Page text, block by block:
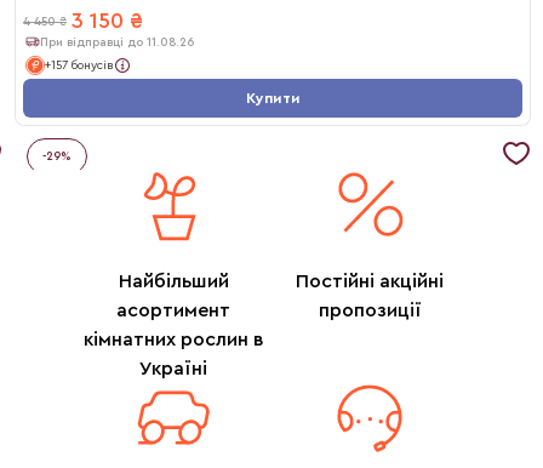
4 450 ₴ 3 150 ₴
При відправці до 11.08.26
+157 бонусів
Купити
-29%
Найбільший
асортимент
кімнатних рослин в
Україні
Постійні акційні
пропозиції